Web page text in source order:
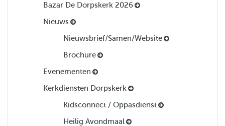
Bazar De Dorpskerk 2026
Nieuws
Nieuwsbrief/Samen/Website
Brochure
Evenementen
Kerkdiensten Dorpskerk
Kidsconnect / Oppasdienst
Heilig Avondmaal